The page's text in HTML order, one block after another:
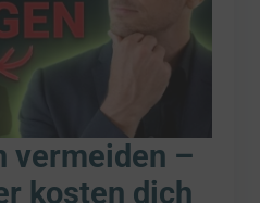
vermeiden –
kosten dich